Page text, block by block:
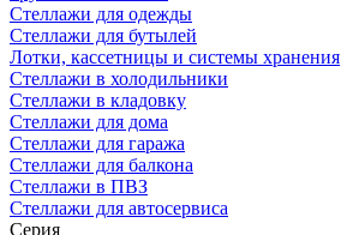
Стеллажи для одежды
Стеллажи для бутылей
Лотки, кассетницы и системы хранения
Стеллажи в холодильники
Стеллажи в кладовку
Стеллажи для дома
Стеллажи для гаража
Стеллажи для балкона
Стеллажи в ПВЗ
Стеллажи для автосервиса
Серия